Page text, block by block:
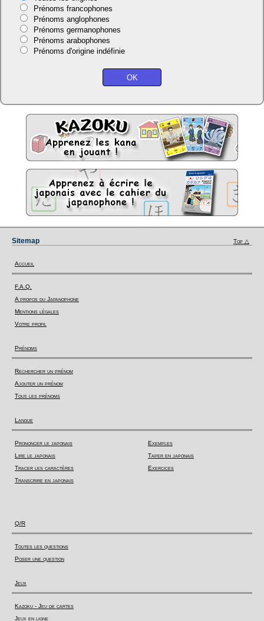
Prénoms francophones
Prénoms anglophones
Prénoms germanophones
Prénoms arabophones
Prénoms d'origine indéfinie
Sitemap Top △
Accueil
F.A.Q.
A propos du Japanophone
Mentions légales
Votre profil
Prénoms
Rechercher un prénom
Ajouter un prénom
Tous les prénoms
Langue
Prononcer le japonais
Lire le japonais
Tracer les caractères
Transcrire en japonais
Exemples
Taper en japonais
Exercices
Q/R
Toutes les questions
Poser une question
Jeux
Kazoku - Jeu de cartes
Jeux en ligne